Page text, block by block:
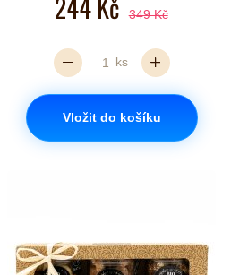
244 Kč 349 Kč
ks
Vložit do košíku